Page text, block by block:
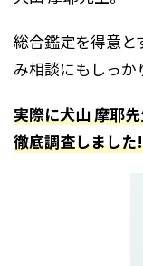
総合鑑定を得意と
み相談にもしっか
実際に犬山 摩耶
徹底調査しまし